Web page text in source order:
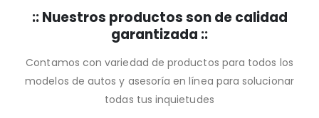
:: Nuestros productos son de calidad
garantizada ::
Contamos con variedad de productos para todos los
modelos de autos y asesoría en línea para solucionar
todas tus inquietudes